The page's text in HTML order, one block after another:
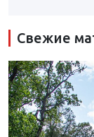
Свежие